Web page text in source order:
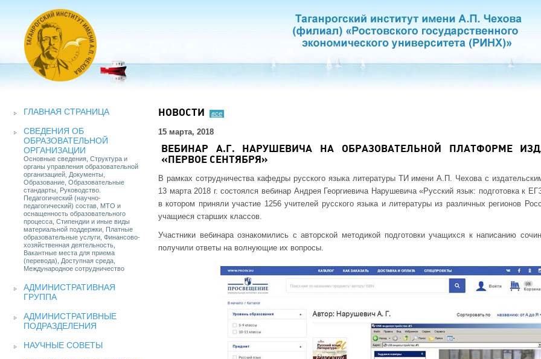
ГЛАВНАЯ СТРАНИЦА
СВЕДЕНИЯ ОБ
ОБРАЗОВАТЕЛЬНОЙ
ОРГАНИЗАЦИИ
Основные сведения, Структура и
органы управления образовательной
организацией, Документы,
Образование, Образовательные
стандарты, Руководство.
Педагогический (научно-
педагогический) состав, МТО и
оснащенность образовательного
процесса, Стипендии и иные виды
материальной поддержки, Платные
образовательные услуги, Финансово-
хозяйственная деятельность,
Вакантные места для приема
(перевода), Доступная среда,
Международное сотрудничество
АДМИНИСТРАТИВНАЯ
ГРУППА
АДМИНИСТРАТИВНЫЕ
ПОДРАЗДЕЛЕНИЯ
НАУЧНЫЕ СОВЕТЫ
НОВОСТИ все
15 марта, 2018
ВЕБИНАР А.Г. НАРУШЕВИЧА НА ОБРАЗОВАТЕЛЬНОЙ ПЛАТФОРМЕ
«ПЕРВОЕ СЕНТЯБРЯ»
В рамках сотрудничества кафедры русского языка литературы ТИ имени А.П. Чехова с
13 марта 2018 г. состоялся вебинар Андрея Георгиевича Нарушевича «Русский язык: подготовка к
в котором приняли участие 1256 учителей русского языка и литературы из различных регионов
учащиеся старших классов.
Участники вебинара ознакомились с авторской методикой подготовки учащихся к написанию
получили ответы на волнующие их вопросы.